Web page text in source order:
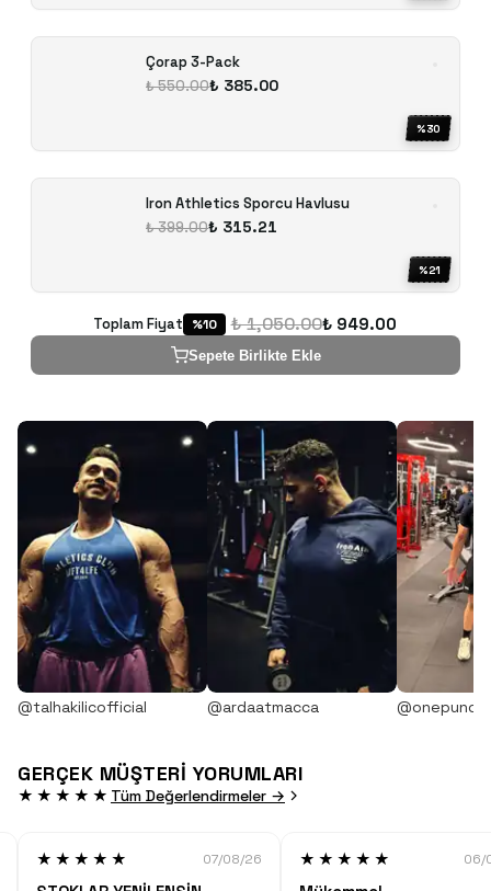
Çorap 3-Pack
₺ 550.00₺ 385.00
%30
Iron Athletics Sporcu Havlusu
₺ 399.00₺ 315.21
%21
Toplam Fiyat %10 ₺ 1,050.00₺ 949.00
Sepete Birlikte Ekle
@talhakilicofficial @ardaatmacca
GERÇEK MÜŞTERİ YORUMLARI
★★★★★ Tüm Değerlendirmeler →
★★★★★ 07/08/26 ★★★★★ 06/